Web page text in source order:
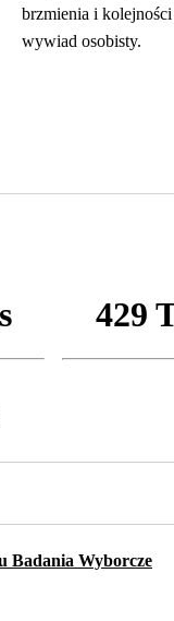
brzmienia i
wywiad osobisty.